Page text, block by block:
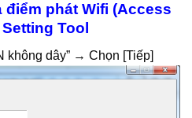
điểm phát Wifi (Access
Tool
không dây” → Chọn [Tiếp]